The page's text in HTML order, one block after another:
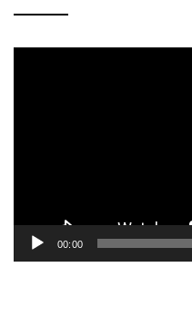
00:00